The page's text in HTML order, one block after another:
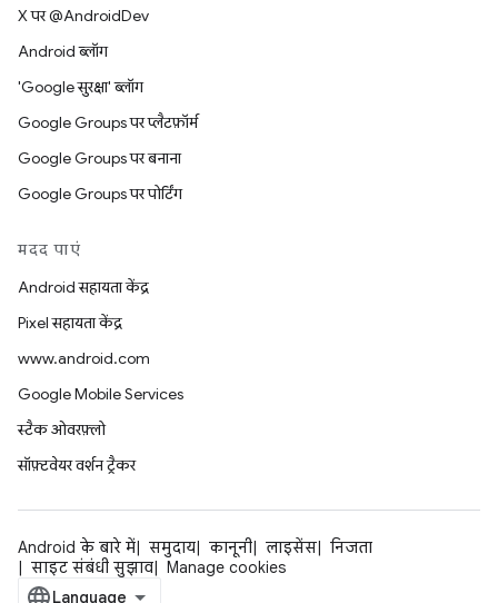
X पर @AndroidDev
Android ब्लॉग
'Google सुरक्षा' ब्लॉग
Google Groups पर प्लैटफ़ॉर्म
Google Groups पर बनाना
Google Groups पर पोर्टिंग
मदद पाएं
Android सहायता केंद्र
Pixel सहायता केंद्र
www.android.com
Google Mobile Services
स्टैक ओवरफ़्लो
सॉफ़्टवेयर वर्शन ट्रैकर
Android के बारे में समुदाय कानूनी लाइसेंस
निजता
साइट संबंधी सुझाव
Manage cookies